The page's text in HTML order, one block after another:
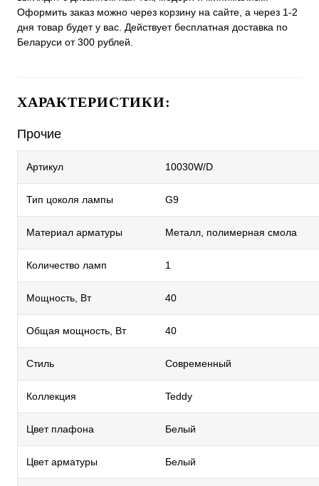
Оформить заказ можно через корзину на сайте, а через 1-2
дня товар будет у вас. Действует бесплатная доставка по
Беларуси от 300 рублей.
ХАРАКТЕРИСТИКИ:
Прочие
Артикул 10030W/D
Тип цоколя лампы G9
Материал арматуры Металл, полимерная смола
Количество ламп 1
Мощность, Вт 40
Общая мощность, Вт 40
Стиль Современный
Коллекция Teddy
Цвет плафона Белый
Цвет арматуры Белый